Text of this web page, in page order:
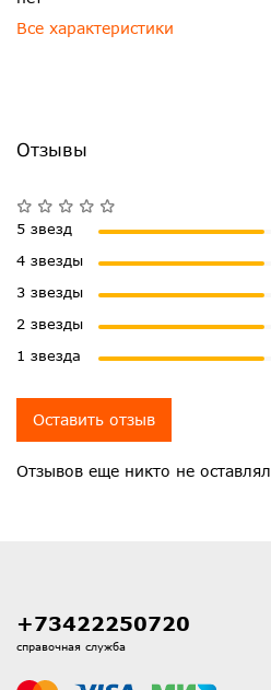
Все характеристики
Отзывы
Отзывов еще никто не оставлял
5 звезд
4 звезды
3 звезды
2 звезды
1 звезда
Оставить отзыв
+73422250720
справочная служба